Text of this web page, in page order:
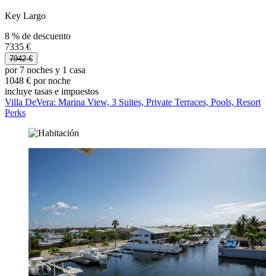
Key Largo
8 % de descuento
7335 €
7942 €
por 7 noches y 1 casa
1048 € por noche
incluye tasas e impuestos
Villa DeVera: Marina View, 3 Suites, Private Terraces, Pools, Resort
Perks